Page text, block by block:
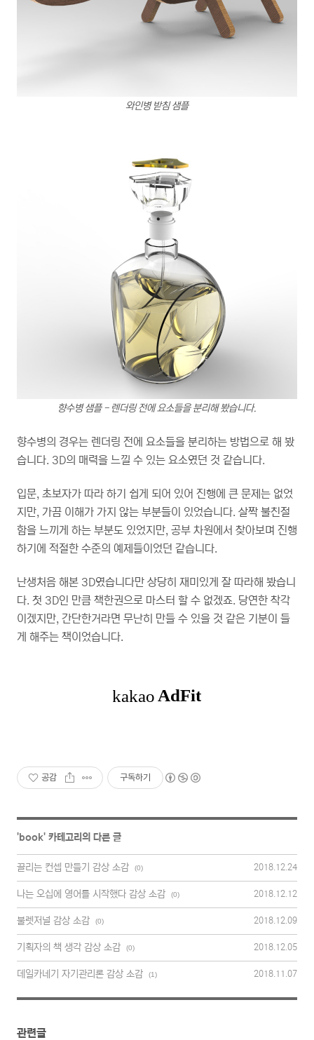
와인병 받침 샘플
향수병 샘플 - 렌더링 전에 요소들을 분리해 봤습니다.
향수병의 경우는 렌더링 전에 요소들을 분리하는 방법으로 해 봤
습니다. 3D의 매력을 느낄 수 있는 요소였던 것 같습니다.
입문, 초보자가 따라 하기 쉽게 되어 있어 진행에 큰 문제는 없었
지만, 가끔 이해가 가지 않는 부분들이 있었습니다. 살짝 불친절
함을 느끼게 하는 부분도 있었지만, 공부 차원에서 찾아보며 진행
하기에 적절한 수준의 예제들이었던 같습니다.
난생처음 해본 3D였습니다만 상당히 재미있게 잘 따라해 봤습니
다. 첫 3D인 만큼 책한권으로 마스터 할 수 없겠죠. 당연한 착각
이겠지만, 간단한거라면 무난히 만들 수 있을 것 같은 기분이 들
게 해주는 책이었습니다.
공감 구독하기
'book' 카테고리의 다른 글
끌리는 컨셉 만들기 감상 소감 (0) 2018.12.24
나는 오십에 영어를 시작했다 감상 소감 (0) 2018.12.12
불렛저널 감상 소감 (0) 2018.12.09
기획자의 책 생각 감상 소감 (0) 2018.12.05
데일카네기 자기관리론 감상 소감 (1) 2018.11.07
관련글